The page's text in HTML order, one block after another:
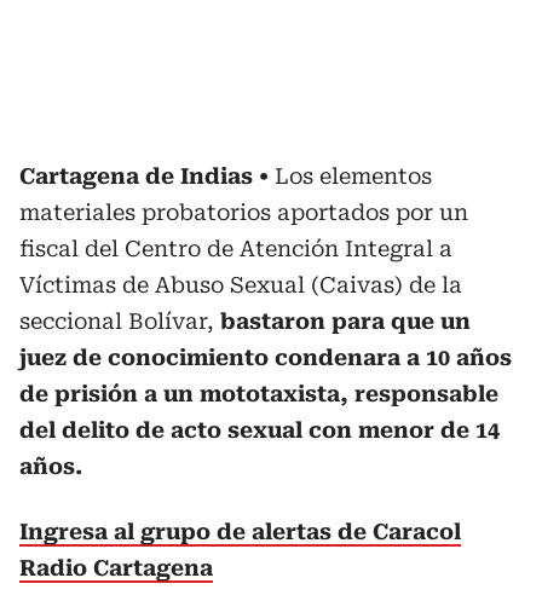
Cartagena de Indias
Los elementos
materiales probatorios aportados por un
fiscal del Centro de Atención Integral a
Víctimas de Abuso Sexual (Caivas) de la
seccional Bolívar, bastaron para que un
juez de conocimiento condenara a 10 años
de prisión a un mototaxista, responsable
del delito de acto sexual con menor de 14
años.
Ingresa al grupo de alertas de Caracol
Radio Cartagena